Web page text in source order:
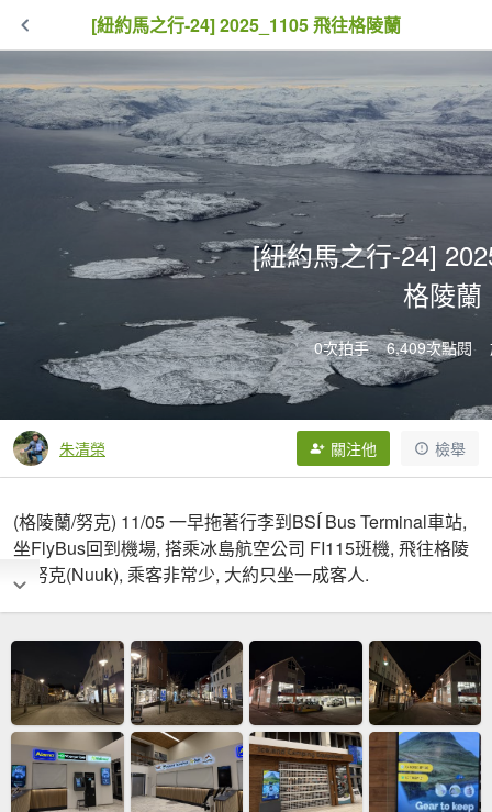
[紐約馬之行-24] 2025_1105 飛往格陵蘭
[紐約馬之行-24]
格陵蘭
0次拍手 6,409次點閱
朱清榮 關注他 檢舉
(格陵蘭/努克) 11/05 一早拖著行李到BSÍ Bus Terminal車站,
坐FlyBus回到機場, 搭乘冰島航空公司 FI115班機, 飛往格陵
蘭努克(Nuuk), 乘客非常少, 大約只坐一成客人.